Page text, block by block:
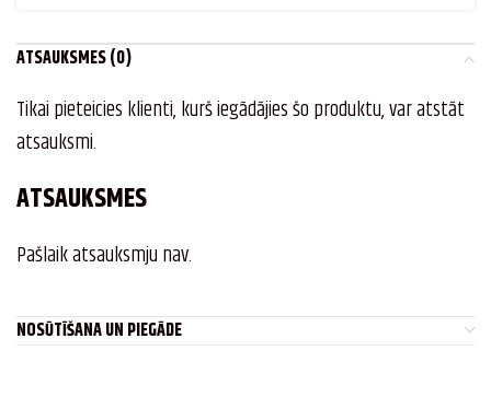
ATSAUKSMES (0)
ATSAUKSMES
Pašlaik atsauksmju nav.
Tikai pieteicies klienti, kurš iegādājies šo produktu, var atstāt
atsauksmi.
NOSŪTĪŠANA UN PIEGĀDE